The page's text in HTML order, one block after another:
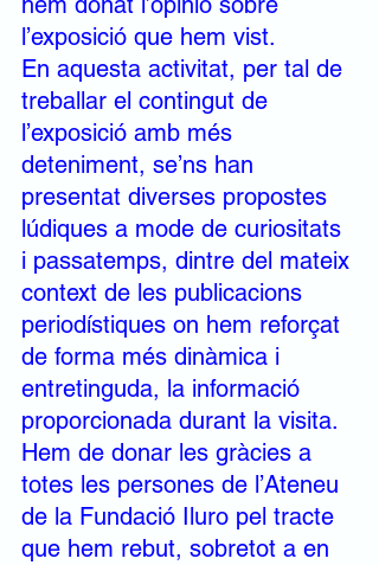
l’exposició que hem vist.
En aquesta activitat, per tal de
treballar el contingut de
l’exposició amb més
deteniment, se’ns han
presentat diverses propostes
lúdiques a mode de curiositats
i passatemps, dintre del mateix
context de les publicacions
periodístiques on hem reforçat
de forma més dinàmica i
entretinguda, la informació
proporcionada durant la visita.
Hem de donar les gràcies a
totes les persones de l’Ateneu
de la Fundació Iluro pel tracte
que hem rebut, sobretot a en